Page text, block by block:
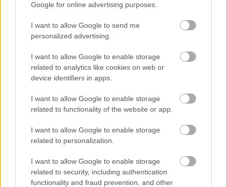
Google for online advertising purposes.
I want to allow Google to send me
personalized advertising.
I want to allow Google to enable storage
related to analytics like cookies on web or
device identifiers in apps.
I want to allow Google to enable storage
related to functionality of the website or app.
I want to allow Google to enable storage
related to personalization.
I want to allow Google to enable storage
related to security, including authentication
functionality and fraud prevention, and other
Zene Gyász Hegedű
ELSTARTOLT A MŰVÉSZETEK VÖLGYE